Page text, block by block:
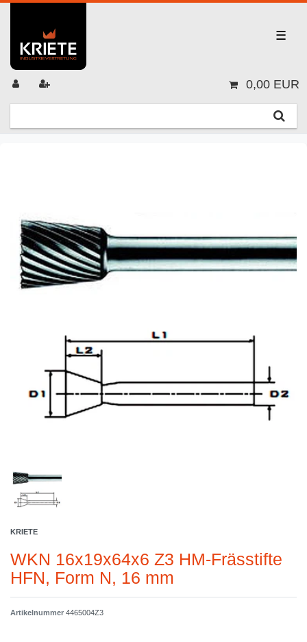
☰
0,00 EUR
KRIETE
WKN 16x19x64x6 Z3 HM-Frässtifte
HFN, Form N, 16 mm
Artikelnummer 4465004Z3